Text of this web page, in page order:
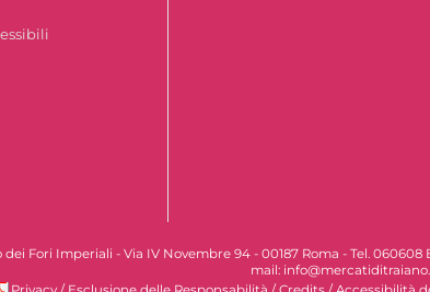
Fori Imperiali - Via IV Novembre 94 - 00187 Roma - Tel. 060608
mail: